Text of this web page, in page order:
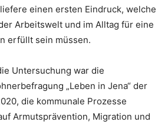
einen ersten Eindruck, welche
Arbeitswelt und im Alltag für eine
erfüllt sein müssen.
Untersuchung war die
„Leben in Jena“ der
die kommunale Prozesse
Armutsprävention, Migration und